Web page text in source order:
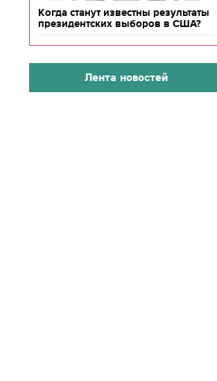
Когда станут известны результаты
президентских выборов в США?
Лента новостей